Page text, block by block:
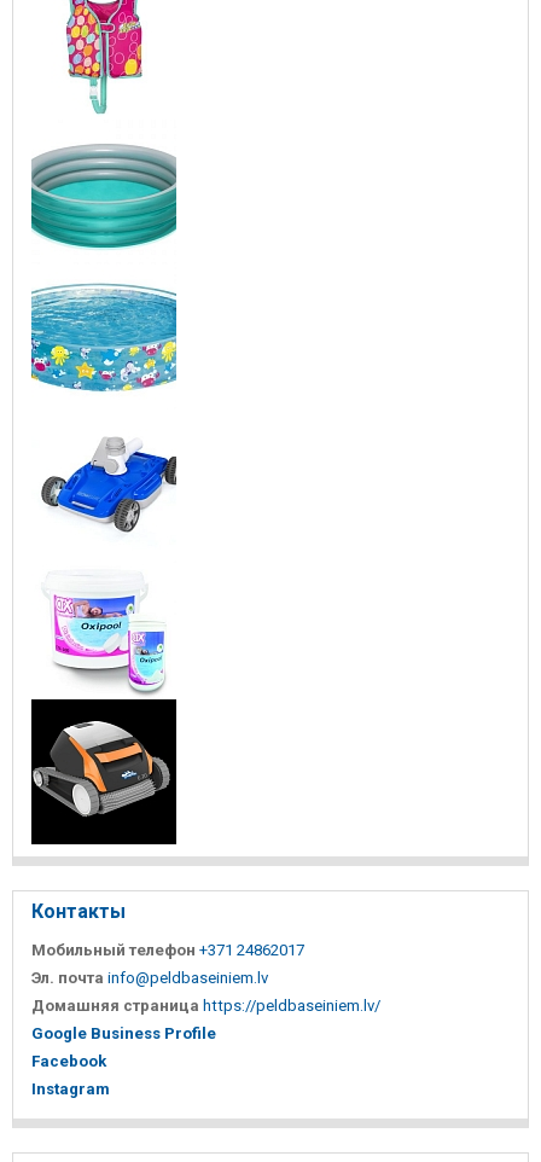
Контакты
Мобильный телефон +371 24862017
Эл. почта info@peldbaseiniem.lv
Домашняя страница https://peldbaseiniem.lv/
Google Business Profile
Facebook
Instagram